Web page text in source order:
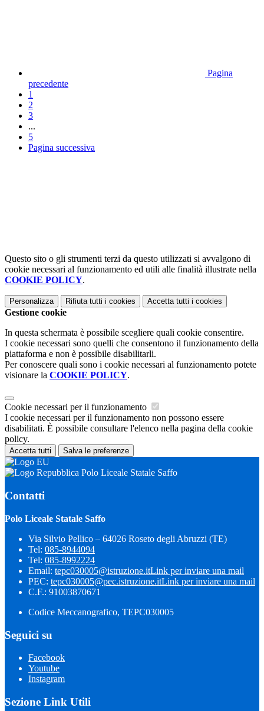
Pagina
precedente
1
2
3
...
5
Pagina successiva
Questo sito o gli strumenti terzi da questo utilizzati si avvalgono di
cookie necessari al funzionamento ed utili alle finalità illustrate nella
COOKIE POLICY.
Personalizza Rifiuta tutti i cookies Accetta tutti i cookies
Gestione cookie
In questa schermata è possibile scegliere quali cookie consentire.
I cookie necessari sono quelli che consentono il funzionamento della
piattaforma e non è possibile disabilitarli.
Per conoscere quali sono i cookie necessari al funzionamento potete
visionare la COOKIE POLICY.
Cookie necessari per il funzionamento
I cookie necessari per il funzionamento non possono essere
disabilitati. È possibile consultare l'elenco nella pagina della cookie
policy.
Accetta tutti Salva le preferenze
Polo Liceale Statale Saffo
Contatti
Polo Liceale Statale Saffo
Via Silvio Pellico – 64026 Roseto degli Abruzzi (TE)
Tel: 085-8944094
Tel: 085-8992224
Email: tepc030005@istruzione.itLink per inviare una mail
PEC: tepc030005@pec.istruzione.itLink per inviare una mail
C.F.: 91003870671
Codice Meccanografico, TEPC030005
Seguici su
Facebook
Youtube
Instagram
Sezione Link Utili